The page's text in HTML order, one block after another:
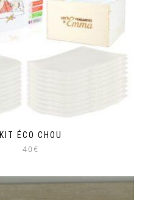
KIT ÉCO CHOU
40€